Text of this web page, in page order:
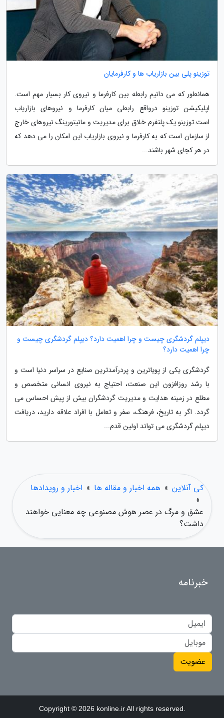
توزینو پلی بین بازاریاب ها و کارفرمایان
همانطور که می دانیم رابطه بین کارفرما و نیروی کار بسیار مهم است.
اپلیکیشن توزینو درواقع رابطی میان کارفرما و نیروهای بازاریاب
است.توزینو یک پلتفرم خلاق برای مدیریت و مانیتورینگ نیروهای خارج
از سازمان است که به کارفرما و نیروی بازاریاب این امکان را می دهد که
در هر کجای شهر باشند...
دیپلم گردشگری چیست و چرا اهمیت دارد؟ دیپلم گردشگری چیست و
چرا اهمیت دارد؟
گردشگری یکی از پویاترین و پردرآمدترین صنایع در سراسر دنیا است و
با رشد روزافزون این صنعت، احتیاج به نیروی انسانی متخصص و
مطلع در زمینه هدایت و مدیریت گردشگران بیش از پیش احساس می
گردد. اگر به تاریخ، فرهنگ، سفر و تعامل با افراد علاقه دارید، دریافت
دیپلم گردشگری می تواند اولین قدم...
کی آنلاین » همه اخبار و مقاله ها » اخبار و رویدادها
»
عشق و مرگ در عصر هوش مصنوعی چه معنایی خواهند
داشت؟
خبرنامه
عضویت
Copyright © 2026 konline.ir All rights reserved.